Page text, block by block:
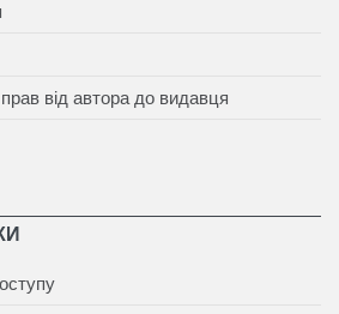
від автора до видавця